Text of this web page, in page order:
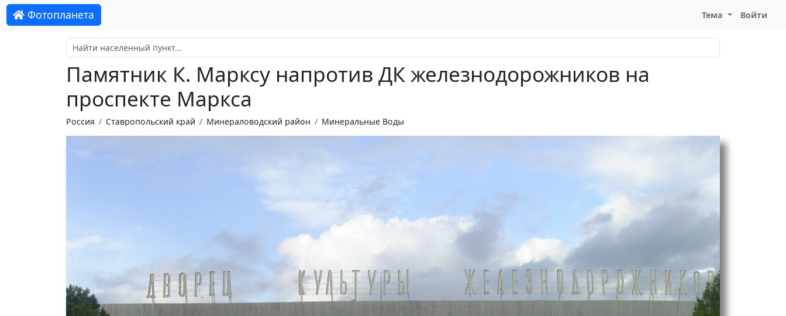
Фотопланета Тема Войти
Памятник К. Марксу напротив ДК железнодорожников на
проспекте Маркса
Россия Ставропольский край Минераловодский район Минеральные Воды